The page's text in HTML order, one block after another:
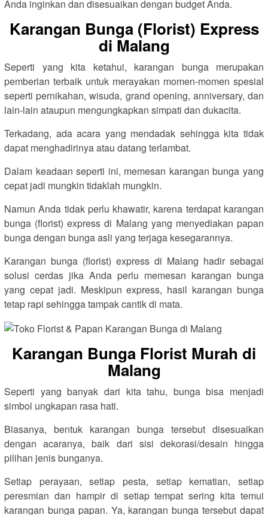
Anda inginkan dan disesuaikan dengan budget Anda.
Karangan Bunga (Florist) Express
di Malang
Seperti yang kita ketahui, karangan bunga merupakan
pemberian terbaik untuk merayakan momen-momen spesial
seperti pernikahan, wisuda, grand opening, anniversary, dan
lain-lain ataupun mengungkapkan simpati dan dukacita.
Terkadang, ada acara yang mendadak sehingga kita tidak
dapat menghadirinya atau datang terlambat.
Dalam keadaan seperti ini, memesan karangan bunga yang
cepat jadi mungkin tidaklah mungkin.
Namun Anda tidak perlu khawatir, karena terdapat karangan
bunga (florist) express di Malang yang menyediakan papan
bunga dengan bunga asli yang terjaga kesegarannya.
Karangan bunga (florist) express di Malang hadir sebagai
solusi cerdas jika Anda perlu memesan karangan bunga
yang cepat jadi. Meskipun express, hasil karangan bunga
tetap rapi sehingga tampak cantik di mata.
Karangan Bunga Florist Murah di
Malang
Seperti yang banyak dari kita tahu, bunga bisa menjadi
simbol ungkapan rasa hati.
Biasanya, bentuk karangan bunga tersebut disesuaikan
dengan acaranya, baik dari sisi dekorasi/desain hingga
pilihan jenis bunganya.
Setiap perayaan, setiap pesta, setiap kematian, setiap
peresmian dan hampir di setiap tempat sering kita temui
karangan bunga papan. Ya, karangan bunga tersebut dapat